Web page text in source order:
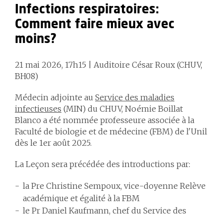
Infections respiratoires:
Comment faire mieux avec
moins?
21 mai 2026, 17h15 | Auditoire César Roux (CHUV,
BH08)
Médecin adjointe au Service des maladies
infectieuses (MIN) du CHUV, Noémie Boillat
Blanco a été nommée professeure associée à la
Faculté de biologie et de médecine (FBM) de l'Unil
dès le 1er août 2025.
La Leçon sera précédée des introductions par:
la Pre Christine Sempoux, vice-doyenne Relève
académique et égalité à la FBM
le Pr Daniel Kaufmann, chef du Service des